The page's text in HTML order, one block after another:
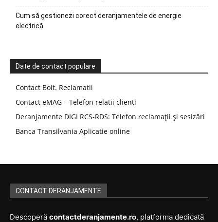
Cum să gestionezi corect deranjamentele de energie
electrică
Date de contact populare
Contact Bolt. Reclamatii
Contact eMAG – Telefon relatii clienti
Deranjamente DIGI RCS-RDS: Telefon reclamații și sesizări
Banca Transilvania Aplicatie online
CONTACT DERANJAMENTE
Descoperă contactderanjamente.ro, platforma dedicată